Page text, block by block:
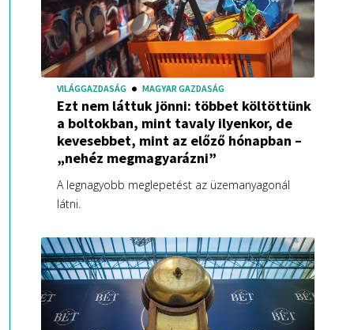
VILÁGGAZDASÁG MAGYAR GAZDASÁG
Ezt nem láttuk jönni: többet költöttünk
a boltokban, mint tavaly ilyenkor, de
kevesebbet, mint az előző hónapban –
„nehéz megmagyarázni”
A legnagyobb meglepetést az üzemanyagonál
látni.